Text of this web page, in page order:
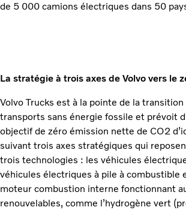
de 5 000 camions électriques dans 50
La stratégie à trois axes de Volvo vers le
Volvo Trucks est à la pointe de la transition
transports sans énergie fossile et prévoit
objectif de zéro émission nette de CO2
suivant trois axes stratégiques qui
trois technologies : les véhicules
véhicules électriques à pile à combustible
moteur combustion interne fonctionnant
renouvelables, comme l’hydrogène vert